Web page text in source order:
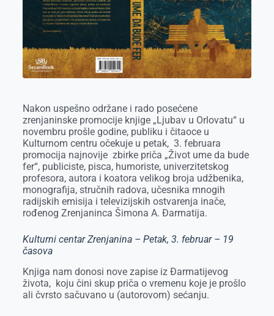
k
e
p
Nakon uspešno održane i rado posećene
zrenjaninske promocije knjige „Ljubav u Orlovatu“ u
novembru prošle godine, publiku i čitaoce u
Kulturnom centru očekuje u petak, 3. februara
promocija najnovije zbirke priča „Život ume da bude
fer“, publiciste, pisca, humoriste, univerzitetskog
profesora, autora i koatora velikog broja udžbenika,
monografija, stručnih radova, učesnika mnogih
radijskih emisija i televizijskih ostvarenja inače,
rođenog Zrenjaninca Šimona A. Đarmatija.
Kulturni centar Zrenjanina – Petak, 3. februar – 19
časova
Knjiga nam donosi nove zapise iz Đarmatijevog
života, koju čini skup priča o vremenu koje je prošlo
ali čvrsto sačuvano u (autorovom) sećanju.